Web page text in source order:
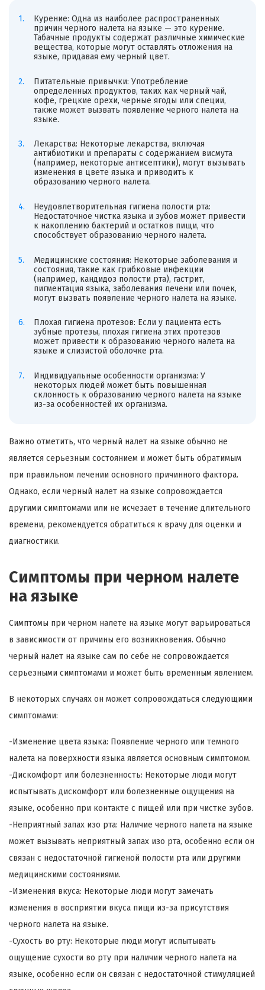
Курение: Одна из наиболее распространенных
причин черного налета на языке — это курение.
Табачные продукты содержат различные химические
вещества, которые могут оставлять отложения на
языке, придавая ему черный цвет.
Питательные привычки: Употребление
определенных продуктов, таких как черный чай,
кофе, грецкие орехи, черные ягоды или специи,
также может вызвать появление черного налета на
языке.
Лекарства: Некоторые лекарства, включая
антибиотики и препараты с содержанием висмута
(например, некоторые антисептики), могут вызывать
изменения в цвете языка и приводить к
образованию черного налета.
Неудовлетворительная гигиена полости рта:
Недостаточное чистка языка и зубов может привести
к накоплению бактерий и остатков пищи, что
способствует образованию черного налета.
Медицинские состояния: Некоторые заболевания и
состояния, такие как грибковые инфекции
(например, кандидоз полости рта), гастрит,
пигментация языка, заболевания печени или почек,
могут вызвать появление черного налета на языке.
Плохая гигиена протезов: Если у пациента есть
зубные протезы, плохая гигиена этих протезов
может привести к образованию черного налета на
языке и слизистой оболочке рта.
Индивидуальные особенности организма: У
некоторых людей может быть повышенная
склонность к образованию черного налета на языке
из-за особенностей их организма.
Важно отметить, что черный налет на языке обычно не
является серьезным состоянием и может быть обратимым
при правильном лечении основного причинного фактора.
Однако, если черный налет на языке сопровождается
другими симптомами или не исчезает в течение длительного
времени, рекомендуется обратиться к врачу для оценки и
диагностики.
Симптомы при черном налете
на языке
Симптомы при черном налете на языке могут варьироваться
в зависимости от причины его возникновения. Обычно
черный налет на языке сам по себе не сопровождается
серьезными симптомами и может быть временным явлением.
В некоторых случаях он может сопровождаться следующими
симптомами:
-Изменение цвета языка: Появление черного или темного
налета на поверхности языка является основным симптомом.
-Дискомфорт или болезненность: Некоторые люди могут
испытывать дискомфорт или болезненные ощущения на
языке, особенно при контакте с пищей или при чистке зубов.
-Неприятный запах изо рта: Наличие черного налета на языке
может вызывать неприятный запах изо рта, особенно если он
связан с недостаточной гигиеной полости рта или другими
медицинскими состояниями.
-Изменения вкуса: Некоторые люди могут замечать
изменения в восприятии вкуса пищи из-за присутствия
черного налета на языке.
-Сухость во рту: Некоторые люди могут испытывать
ощущение сухости во рту при наличии черного налета на
языке, особенно если он связан с недостаточной стимуляцией